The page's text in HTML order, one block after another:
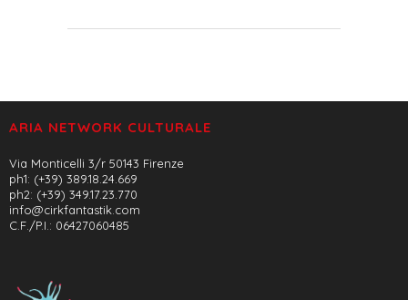
ARIA NETWORK CULTURALE
Via Monticelli 3/r 50143 Firenze
ph1: (+39) 389.18.24.669
ph2: (+39) 349.17.23.770
info@cirkfantastik.com
C.F./P.I.: 06427060485